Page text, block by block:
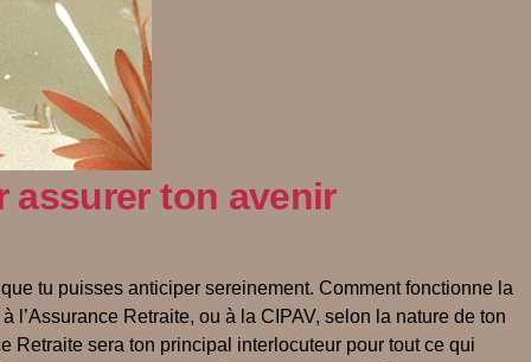
assurer ton avenir
tu puisses anticiper sereinement. Comment fonctionne la
l’Assurance Retraite, ou à la CIPAV, selon la nature de ton
Retraite sera ton principal interlocuteur pour tout ce qui